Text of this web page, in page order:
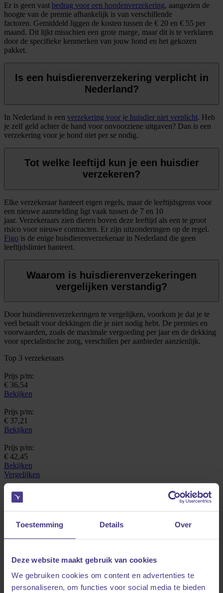
Toestemming Details Over
Deze website maakt gebruik van cookies
We gebruiken cookies om content en advertenties te
personaliseren, om functies voor social media te bieden
Er is geen vast bedrag voor een hondenverzekering, aangezien de
hoogte van de premie afhankelijk is van verschillende
factoren. Gemiddeld liggen de kosten tussen de € 20 en € 55 per
maand. Dit lijkt misschien een grote marge, maar dit is te verklaren
door de specifieke kenmerken van jouw hond en het gekozen
pakket.
Is een huisdierenverzekering verplicht in
Nederland?
In Nederland is een verzekering voor je huisdier niet verplicht. Heb
je zelf geld achter de hand voor onvoorziene uitgaven? Dan is een
verzekering voor je hond niet per se nodig.
Tot welke leeftijd kun je een huisdier
verzekeren?
Elke verzekeraar hanteert eigen regels, maar de leeftijdsgrens voor
een nieuwe aanmelding ligt vaak tussen de 7 en 10
jaar. Verzekeraars zien dieren boven deze leeftijd als een te groot
risico voor nieuwe contracten. Er zijn uitzonderingen op de regel.
Figo is de enige huisdierenverzekeraar in Nederland die geen
leeftijdslimiet hanteert.
Waarom is huisdierenverzekeringen
vergelijken verstandig?
Door huisdierenverzekeringen te vergelijken, voorkom je dat je te
veel betaalt voor dekkingen die je niet nodig hebt. De premies en
voorwaarden, zoals de maximale vergoeding per jaar en de dekking
voor specialistische zorg, verschillen per aanbieder aanzienlijk.
Top 3 verzekeraars
Prijs p/m:
€ 36,54
Bekijken
Prijs p/m:
€ 37,21
Bekijken
Prijs p/m:
€ 42,45
Bekijken
Vergelijken
Bij verzeker je huisdier vind je de beste
dierenverzekering voor je hond of kat.